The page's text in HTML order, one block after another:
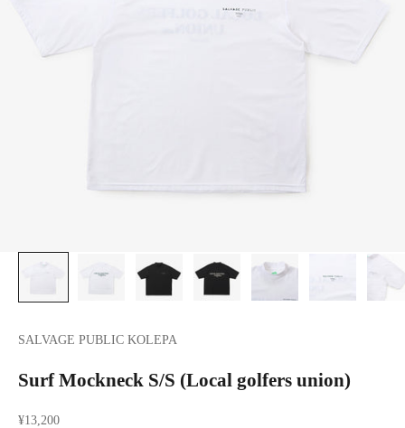
SALVAGE PUBLIC KOLEPA
Surf Mockneck S/S (Local golfers union)
セール価格
¥13,200